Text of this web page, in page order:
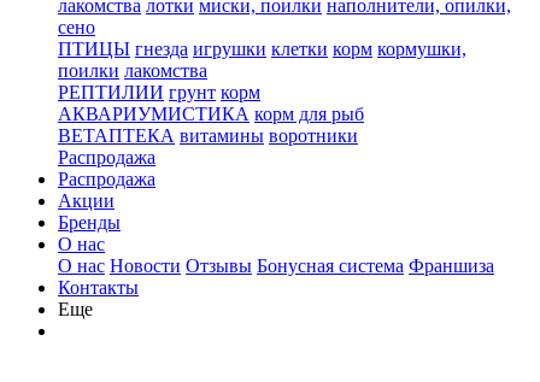
лакомства лотки миски, поилки наполнители, опилки,
сено
ПТИЦЫ гнезда игрушки клетки корм кормушки,
поилки лакомства
РЕПТИЛИИ грунт корм
АКВАРИУМИСТИКА корм для рыб
ВЕТАПТЕКА витамины воротники
Распродажа
Распродажа
Акции
Бренды
О нас
О нас Новости Отзывы Бонусная система Франшиза
Контакты
Еще